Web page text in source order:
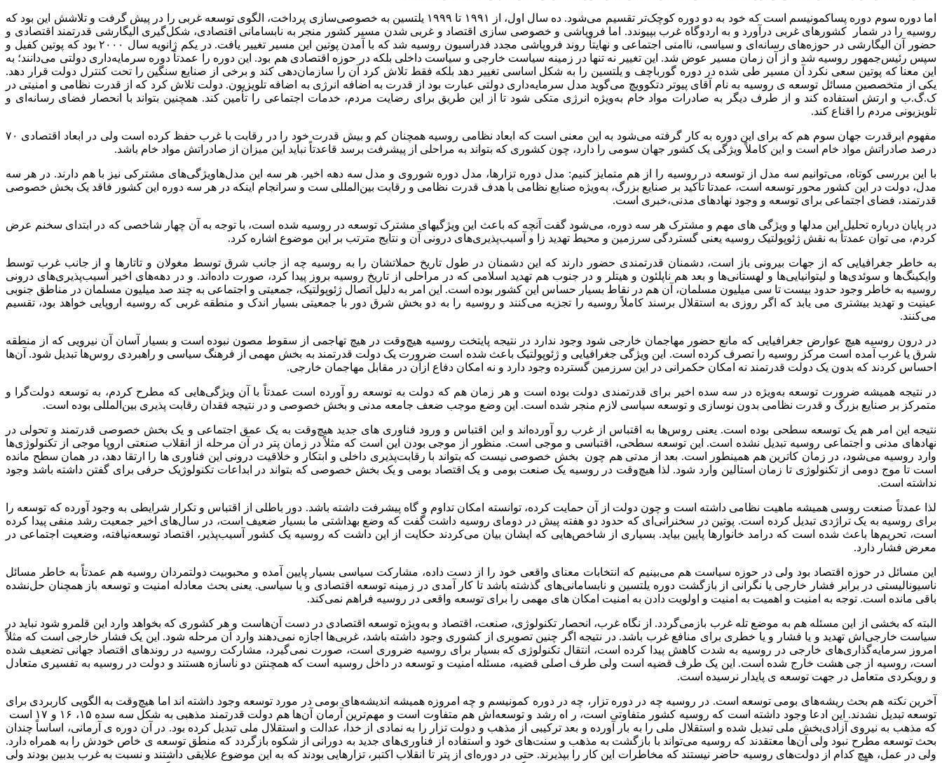
اما دوره سوم دوره پساکمونیسم است که خود به دو دوره کوچک‌تر تقسیم می‌شود. ده سال اول، از ۱۹۹۱ تا ۱۹۹۹ یلتسین به خصوصی‌سازی پرداخت، الگوی توسعه غربی را در پیش گرفت و تلاشش این بود که
روسیه را در شمار کشورهای غربی درآورد و به اردوگاه غرب بپیوندد. اما فروپاشی و خصوصی سازی اقتصاد و غربی شدن مسیر کشور منجر به نابسامانی اقتصادی، شکل‌گیری الیگارشی قدرتمند اقتصادی و
حضور آن الیگارشی در حوزه‌های رسانه‌ای و سیاسی، ناامنی اجتماعی و نهایتاً روند فروپاشی مجدد فدراسیون روسیه شد که با آمدن پوتین این مسیر تغییر یافت. در یکم ژانویه سال ۲۰۰۰ بود که پوتین کفیل و
سپس رئیس‌جمهور روسیه شد و از آن زمان مسیر عوض شد. این تغییر نه تنها در زمینه سیاست خارجی و سیاست داخلی بلکه در حوزه اقتصادی هم بود. این دوره را عمدتاً دوره سرمایه‌داری دولتی می‌دانند؛ به
این معنا که پوتین سعی نکرد آن مسیر طی شده در دوره گورباچف و یلتسین را به شکل اساسی تغییر دهد بلکه فقط تلاش کرد آن را سازمان‌دهی کند و برخی از صنایع سنگین را تحت کنترل دولت قرار دهد.
یکی از متخصصین مسائل توسعه ی روسیه به نام آقای پیوتر دتکوویچ می‌گوید مدل سرمایه‌داری دولتی عبارت بود از قدرت به اضافه انرژی به اضافه تلویزیون. دولت تلاش کرد که از قدرت نظامی و امنیتی در
ک.گ.ب و ارتش استفاده کند و از طرف دیگر به صادرات مواد خام به‌ویژه انرژی متکی شود تا از این طریق برای رضایت مردم، خدمات اجتماعی را تأمین کند. همچنین بتواند با انحصار فضای رسانه‌ای و
تلویزیونی مردم را اقناع کند.
مفهوم ابرقدرت جهان سوم هم که برای این دوره به کار گرفته می‌شود به این معنی است که ابعاد نظامی روسیه همچنان کم و بیش قدرت خود را در رقابت با غرب حفظ کرده است ولی در ابعاد اقتصادی ۷۰
درصد صادراتش مواد خام است و این کاملاً ویژگی یک کشور جهان سومی را دارد، چون کشوری که بتواند به مراحلی از پیشرفت برسد قاعدتاً نباید این میزان از صادراتش مواد خام باشد.
با این بررسی کوتاه، می‌توانیم سه مدل از توسعه در روسیه را از هم متمایز کنیم: مدل دوره تزارها، مدل دوره شوروی و مدل سه دهه اخیر. هر سه این مدل‌هاویژگی‌های مشترکی نیز با هم دارند. در هر سه
مدل، دولت در این کشور محور توسعه است، عمدتا تأکید بر صنایع بزرگ، به‌ویژه صنایع نظامی با هدف قدرت نظامی و رقابت بین‌المللی ست و سرانجام اینکه در هر سه دوره این کشور فاقد یک بخش خصوصی
قدرتمند، فضای اجتماعی برای توسعه و وجود نهادهای مدنی،خبری است.
در پایان درباره تحلیل این مدلها و ویژگی های مهم و مشترک هر سه دوره، می‌شود گفت آنچه که باعث این ویژگیهای مشترک توسعه در روسیه شده است، با توجه به آن چهار شاخصی که در ابتدای سخنم عرض
کردم، می توان عمدتاً به نقش ژئوپولتیک روسیه یعنی گستردگی سرزمین و محیط تهدید زا و آسیب‌پذیری‌های درونی آن و نتایج مترتب بر این موضوع اشاره کرد.
به خاطر جغرافیایی که از جهات بیرونی باز است، دشمنان قدرتمندی حضور دارند که این دشمنان در طول تاریخ حملاتشان را به روسیه چه از جانب شرق توسط مغولان و تاتارها و از جانب غرب توسط
وایکینگ‌ها و سوئدی‌ها و لیتوانیایی‌ها و لهستانی‌ها و بعد هم ناپلئون و هیتلر و در جنوب هم تهدید اسلامی که در مراحلی از تاریخ روسیه بروز پیدا کرد، صورت داده‌اند. و در دهه‌های اخیر آسیب‌پذیری‌های درونی
روسیه به خاطر وجود حدود بیست تا سی میلیون مسلمان، آن هم در نقاط بسیار حساس این کشور بوده است. این امر به دلیل اتصال ژئوپولتیک، جمعیتی و اجتماعی به چند صد میلیون مسلمان در مناطق جنوبی
عینیت و تهدید بیشتری می یابد که اگر روزی به استقلال برسند کاملاً روسیه را تجزیه می‌کنند و روسیه را به دو بخش شرق دور با جمعیتی بسیار اندک و منطقه غربی که روسیه اروپایی خواهد بود، تقسیم
می‌کنند.
در درون روسیه هیچ عوارض جغرافیایی که مانع حضور مهاجمان خارجی شود وجود ندارد در نتیجه پایتخت روسیه هیچ‌وقت در هیچ تهاجمی از سقوط مصون نبوده است و بسیار آسان آن نیرویی که از منطقه
شرق یا غرب آمده است مرکز روسیه را تصرف کرده است. این ویژگی جغرافیایی و ژئوپولتیک باعث شده است ضرورت یک دولت قدرتمند به بخش مهمی از فرهنگ سیاسی و راهبردی روس‌ها تبدیل شود. آن‌ها
احساس کردند که بدون یک دولت قدرتمند نه امکان حکمرانی در این سرزمین گسترده وجود دارد و نه امکان دفاع ازآن در مقابل مهاجمان خارجی.
در نتیجه همیشه ضرورت توسعه به‌ویژه در سه سده اخیر برای قدرتمندی دولت بوده است و هر زمان هم که دولت به توسعه رو آورده است عمدتاً با آن ویژگی‌هایی که مطرح کردم، به توسعه دولت‌گرا و
متمرکز بر صنایع بزرگ و قدرت نظامی بدون نوسازی و توسعه سیاسی لازم منجر شده است. این وضع موجب ضعف جامعه مدنی و بخش خصوصی و در نتیجه فقدان رقابت‌ پذیری بین‌المللی بوده است.
نتیجه این امر هم یک توسعه سطحی بوده است. یعنی روس‌ها به اقتباس از غرب رو آورده‌اند و این اقتباس و ورود فناوری های جدید هیچ‌وقت به یک عمق اجتماعی و یک بخش خصوصی قدرتمند و تحولی در
نهادهای مدنی و اجتماعی روسیه تبدیل نشده است. این توسعه سطحی، اقتباسی و موجی است. منظور از موجی بودن این است که مثلاً در زمان پتر در آن مرحله از انقلاب صنعتی اروپا موجی از تکنولوژی‌ها
وارد روسیه می‌شود، در زمان کاترین هم همینطور است. بعد از مدتی هم چون بخش خصوصی نیست که بتواند با رقابت‌پذیری داخلی و ابتکار و خلاقیت درونی این فناوری ها را ارتقا دهد، در همان سطح مانده
است تا موج دومی از تکنولوژی تا زمان استالین وارد شود. لذا هیچ‌وقت در روسیه یک صنعت بومی و یک اقتصاد بومی و یک بخش خصوصی که بتواند در ابداعات تکنولوژیک حرفی برای گفتن داشته باشد وجود
نداشته است.
لذا عمدتاً صنعت روسی همیشه ماهیت نظامی داشته است و چون دولت از آن حمایت کرده، توانسته امکان تداوم و گاه پیشرفت داشته باشد. دور باطلی از اقتباس و تکرار شرایطی به وجود آورده که توسعه را
برای روسیه به یک تراژدی تبدیل کرده است. پوتین در سخنرانی‌ای که حدود دو هفته پیش در دومای روسیه داشت گفت که وضع بهداشتی ما بسیار ضعیف است، در سال‌های اخیر جمعیت رشد منفی پیدا کرده
است، تحریم‌ها باعث شده است که درامد خانوارها پایین بیاید. بسیاری از شاخص‌هایی که ایشان بیان می‌کردند حکایت از این داشت که روسیه یک کشور آسیب‌پذیر، اقتصاد توسعه‌نیافته، وضعیت اجتماعی در
معرض فشار دارد.
این مسائل در حوزه اقتصاد بود ولی در حوزه سیاست هم می‌بینیم که انتخابات معنای واقعی خود را از دست داده، مشارکت سیاسی بسیار پایین آمده و محبوبیت دولتمردان روسیه هم عمدتاً به خاطر مسائل
ناسیونالیستی در برابر فشار خارجی یا نگرانی از بازگشت دوره یلتسین و نابسامانی‌های گذشته باشد تا کار آمدی در زمینه توسعه اقتصادی و یا سیاسی. یعنی بحث معادله امنیت و توسعه باز همچنان حل‌نشده
باقی مانده است. توجه به امنیت و اهمیت به امنیت و اولویت دادن به امنیت امکان های مهمی را برای توسعه واقعی در روسیه فراهم نمی‌کند.
البته که بخشی از این مسئله هم به موضع تله غرب بازمی‌گردد. از نگاه غرب، انحصار تکنولوژی، صنعت، اقتصاد و به‌ویژه توسعه اقتصادی در دست آن‌هاست و هر کشوری که بخواهد وارد این قلمرو شود نباید در
سیاست خارجی‌اش تهدید و یا فشار و یا خطری برای منافع غرب باشد. در نتیجه اگر چنین تصویری از کشوری وجود داشته باشد، غربی‌ها اجازه نمی‌دهند وارد آن مرحله شود. این یک فشار خارجی است که مثلاً
امروز سرمایه‌گذاری‌های خارجی در روسیه به شدت کاهش پیدا کرده است، انتقال تکنولوژی که بسیار برای روسیه ضروری است، صورت نمی‌گیرد، مشارکت روسیه در روندهای اقتصاد جهانی تضعیف شده
است، روسیه از جی هشت خارج شده است. این یک طرف قضیه است ولی طرف اصلی قضیه، مسئله امنیت و توسعه در داخل روسیه است که همچنتن دو ناسازه هستند و دولت در روسیه به تفسیری متعادل
و رویکردی متعامل در جهت توسعه ی پایدار نرسیده است.
آخرین نکته هم بحث ریشه‌های بومی توسعه است. در روسیه چه در دوره تزار، چه در دوره کمونیسم و چه امروزه همیشه اندیشه‌های بومی در مورد توسعه وجود داشته اند اما هیچ‌وقت به الگویی کاربردی برای
توسعه تبدیل نشدند. این ادعا وجود داشته است که روسیه کشور متفاوتی است، ر اه رشد و توسعه‌اش هم متفاوت است و مهم‌ترین آرمان آن‌ها هم دولت قدرتمند مذهبی به شکل سه سده ۱۵، ۱۶ و ۱۷ است
که مذهب به نیروی آزادی‌بخش ملی تبدیل شده و استقلال ملی را به بار آورده و بعد ترکیبی از مذهب و دولت تزار را به نمادی از خدا، عدالت و استقلال ملی تبدیل کرده بود. در آن دوره ی آرمانی، اساساً چندان
بحث توسعه مطرح نبود ولی آن‌ها معتقدند که روسیه می‌تواند با بازگشت به مذهب و سنت‌های خود و استفاده از فناوری‌های جدید به دورانی از شکوه بازگردد که منطق توسعه ی خاص خودش را به همراه دارد.
ولی در عمل، هیچ کدام از دولت‌های روسیه حاضر نیستند که مخاطرات این کار را بپذیرند. حتی در دوره‌ای از پتر تا انقلاب اکتبر، تزارهایی بودند که به این موضوع علایقی داشتند و نسبت به غرب بدبین بودند ولی